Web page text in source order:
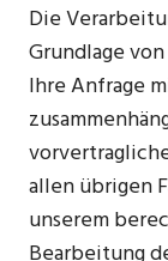
Die
Grundlage
Ihre Anfrage
allen übrigen
unserem